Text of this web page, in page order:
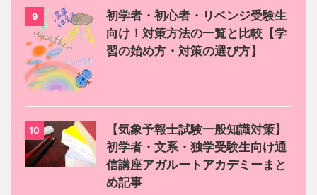
9
初学者・初心者・リベンジ受験生
向け！対策方法の一覧と比較【学
習の始め方・対策の選び方】
10
【気象予報士試験一般知識対策】
初学者・文系・独学受験生向け通
信講座アガルートアカデミーまと
め記事